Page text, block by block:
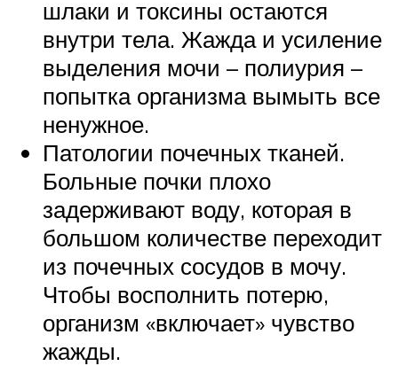
шлаки и токсины остаются
внутри тела. Жажда и усиление
выделения мочи – полиурия –
попытка организма вымыть все
ненужное.
Патологии почечных тканей.
Больные почки плохо
задерживают воду, которая в
большом количестве переходит
из почечных сосудов в мочу.
Чтобы восполнить потерю,
организм «включает» чувство
жажды.